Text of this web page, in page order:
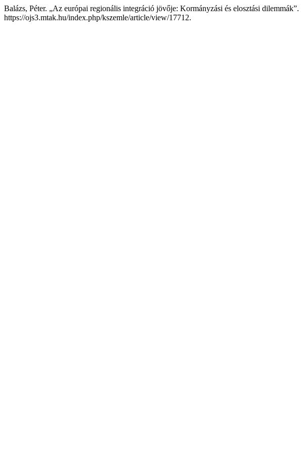
Balázs, Péter. „Az európai regionális integráció jövője: Kormányzási és elosztási dilemmák”.
https://ojs3.mtak.hu/index.php/kszemle/article/view/17712.